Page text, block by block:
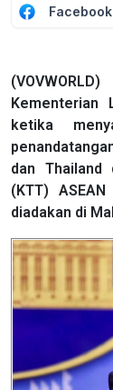
Facebook
Kementerian
ketika
dan
(KTT)
diadakan di